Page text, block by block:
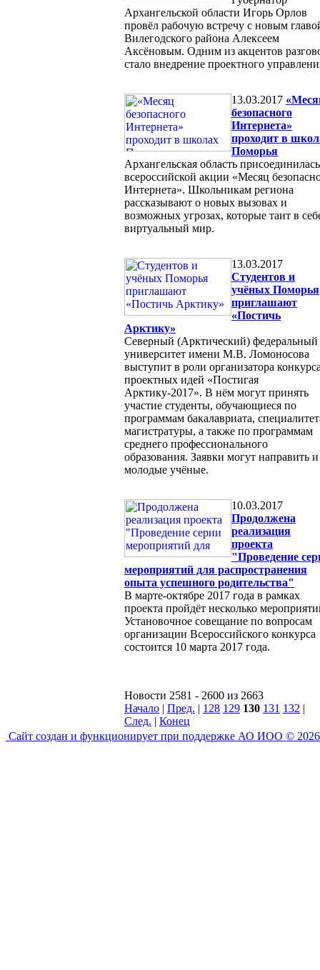
Архангельской области Игорь Орлов
провёл рабочую встречу с новым
Вилегодского района Алексеем
Аксёновым. Одним из акцентов
стало внедрение проектного
13.03.2017
безопасного
Интернета»
проходит в
Поморья
Архангельская область
всероссийской акции «Месяц
Интернета». Школьникам региона
рассказывают о новых вызовах и
возможных угрозах, которые таит в
виртуальный мир.
13.03.2017
Студентов и
учёных Поморья
приглашают
«Постичь
Арктику»
Северный (Арктический) федеральный
университет имени М.В. Ломоносова
выступит в роли организатора
проектных идей «Постигая
Арктику-2017». В нём могут принять
участие студенты, обучающиеся по
программам бакалавриата,
магистратуры, а также по программам
среднего профессионального
образования. Заявки могут направить и
молодые учёные.
10.03.2017
Продолжена
реализация
проекта
"Проведение
мероприятий для распространения
опыта успешного родительства"
В марте-октябре 2017 года в рамках
проекта пройдёт несколько
Установочное совещание по вопросам
организации Всероссийского конкурса
состоится 10 марта 2017 года.
Новости 2581 - 2600 из 2663
Начало | Пред. | 128 129 130 131 132 |
След. | Конец
Сайт создан и функционирует при поддержке АО ИОО © 2026